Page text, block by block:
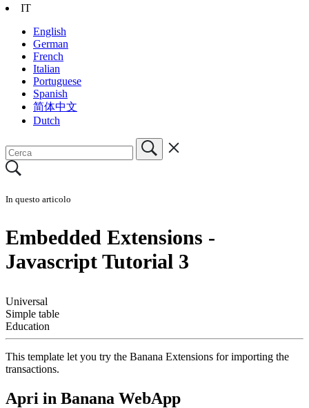
IT
English
German
French
Italian
Portuguese
Spanish
简体中文
Dutch
In questo articolo
Embedded Extensions -
Javascript Tutorial 3
Universal
Simple table
Education
This template let you try the Banana Extensions for importing the
transactions.
Apri in Banana WebApp